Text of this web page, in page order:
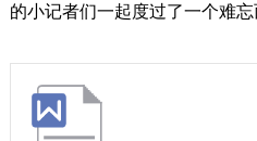
的小记者们一起度过了一个难忘